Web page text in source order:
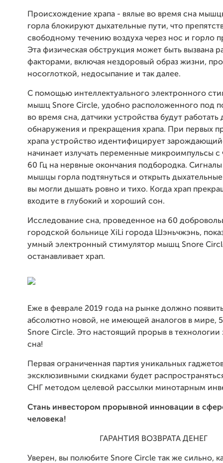
Происхождение храпа - вялые во время сна
горла блокируют дыхательные пути, что
свободному течению воздуха через нос и горло
Эта физическая обструкция может быть вызвана
факторами, включая нездоровый образ жизни,
носоглоткой, недосыпание и так далее.
С помощью интеллектуального электронного
мышц Snore Circle, удобно расположенного под
во время сна, датчики устройства будут работать
обнаружения и прекращения храпа. При первых
храпа устройство идентифицирует
начинает излучать переменные микроимпульсы с
60 Гц на нервные окончания подбородка. Сигналы
мышцы горла подтянуться и открыть
вы могли дышать ровно и тихо. Когда храп
входите в глубокий и хороший сон.
Исследование сна, проведенное на 60
городской больнице XiLi города Шэньчжэнь,
умный электронный стимулятор мышц Snore
останавливает храп.
Eже в феврале 2019 года на рынке должно
абсолютно новой, не имеющей аналогов в мире,
Snore Circle. Это настоящий прорыв в технологии
сна!
Первая ограниченная партия уникальных
эксклюзивными скидками будет
СНГ методом целевой рассылки минотарным
Стань инвестором прорывной инновации в
человека!
ГАРАНТИЯ ВОЗВРАТА ДЕНЕГ
Уверен, вы полюбите Snore Circle так же сильно,